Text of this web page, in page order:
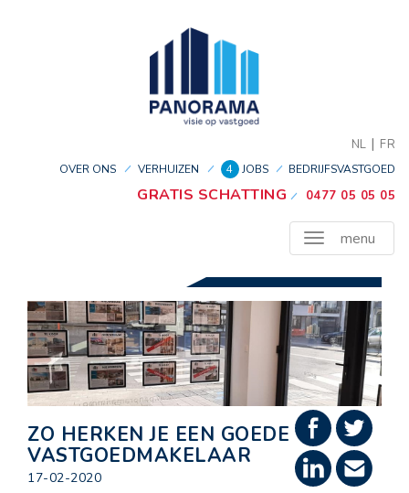
NL | FR
OVER ONS VERHUIZEN 4 JOBS BEDRIJFSVASTGOED
GRATIS SCHATTING 0477 05 05 05
menu
ZO HERKEN JE EEN GOEDE
VASTGOEDMAKELAAR
17-02-2020